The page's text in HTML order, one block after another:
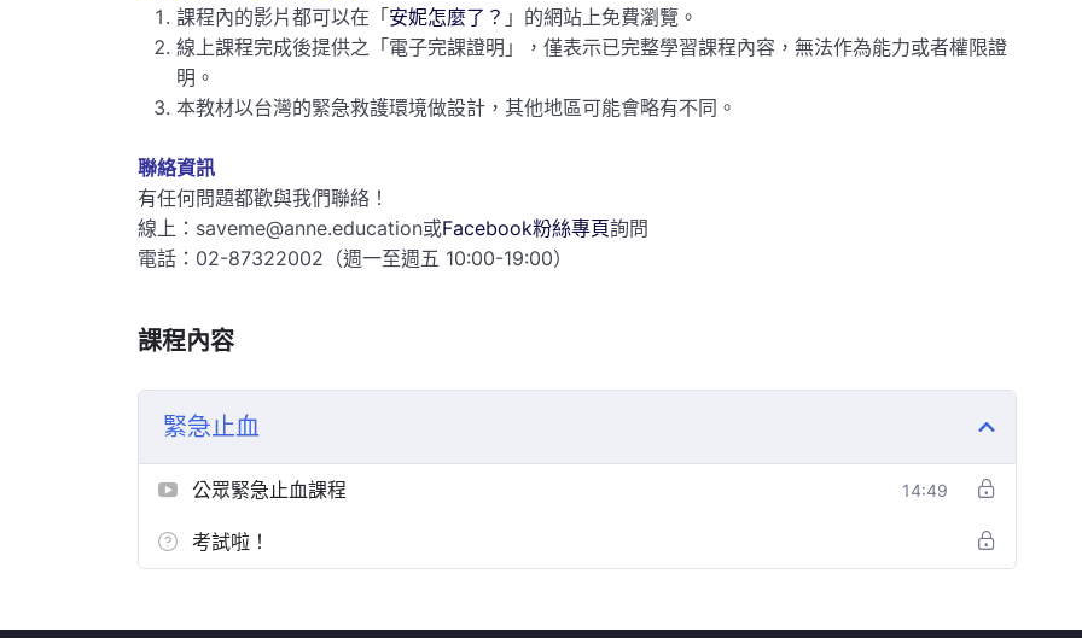
課程內的影片都可以在「安妮怎麼了？ 」的網站上免費瀏覽。
線上課程完成後提供之「電子完課證明」，僅表示已完整學習課程內容，無法作為能力或者權限證
明。
本教材以台灣的緊急救護環境做設計，其他地區可能會略有不同。
聯絡資訊
有任何問題都歡與我們聯絡！
線上：saveme@anne.education或Facebook粉絲專頁詢問
電話：02-87322002（週一至週五 10:00-19:00）
課程內容
緊急止血
公眾緊急止血課程 14:49
考試啦！